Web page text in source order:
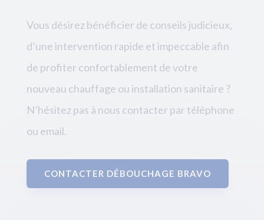
Vous désirez bénéficier de conseils judicieux,
d’une intervention rapide et impeccable afin
de profiter confortablement de votre
nouveau chauffage ou installation sanitaire ?
N’hésitez pas à nous contacter par téléphone
ou email.
CONTACTER DÉBOUCHAGE BRAVO